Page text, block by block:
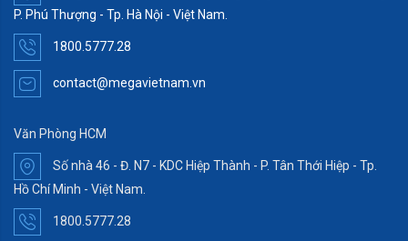
P. Phú Thượng - Tp. Hà Nội - Việt Nam.
1800.5777.28
contact@megavietnam.vn
Văn Phòng HCM
Số nhà 46 - Đ. N7 - KDC Hiệp Thành - P. Tân Thới Hiệp - Tp.
Hồ Chí Minh - Việt Nam.
1800.5777.28